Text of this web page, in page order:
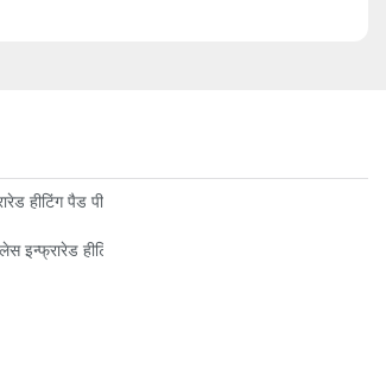
हीटिंग पैड पीठ दर्द के लिए सर्वश्रेष्ठ इन्फ्रारेड हीटिंग पैड अभी
इन्फ्रारेड हीटिंग पैड को साफ करने के टिप्स